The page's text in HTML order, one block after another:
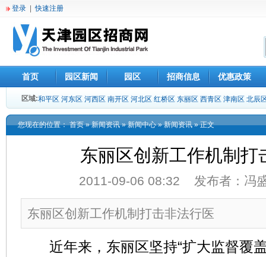
登录 |快速注册
首页 园区新闻 园区 招商信息 优惠政策
区域:和平区 河东区 河西区 南开区 河北区 红桥区 东丽区 西青区 津南区 北辰
您现在的位置：首页»新闻资讯»新闻中心»新闻资讯» 正文
东丽区创新工作机制打
2011-09-06 08:32 发布者：冯
东丽区创新工作机制打击非法行医
近年来，东丽区坚持“扩大监督覆